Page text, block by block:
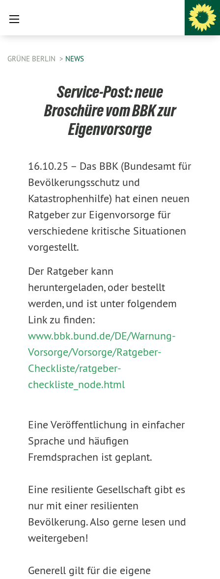
GRÜNE BERLIN NEWS
Service-Post: neue
Broschüre vom BBK zur
Eigenvorsorge
16.10.25 – Das BBK (Bundesamt für
Bevölkerungsschutz und
Katastrophenhilfe) hat einen neuen
Ratgeber zur Eigenvorsorge für
verschiedene kritische Situationen
vorgestellt.
Der Ratgeber kann
heruntergeladen, oder bestellt
werden, und ist unter folgendem
Link zu finden:
www.bbk.bund.de/DE/Warnung-
Vorsorge/Vorsorge/Ratgeber-
Checkliste/ratgeber-
checkliste_node.html
Eine Veröffentlichung in einfacher
Sprache und häufigen
Fremdsprachen ist geplant.
Eine resiliente Gesellschaft gibt es
nur mit einer resilienten
Bevölkerung. Also gerne lesen und
weitergeben!
Generell gilt für die eigene